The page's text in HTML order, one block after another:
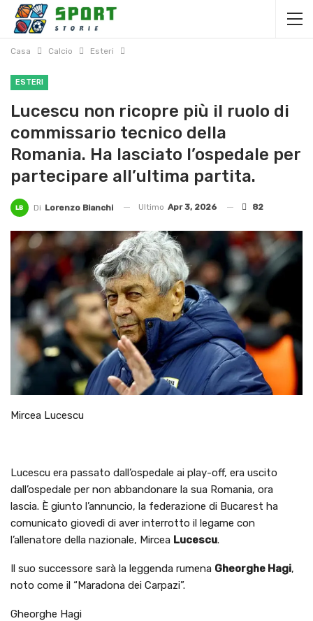
Casa Calcio Esteri
ESTERI
Lucescu non ricopre più il ruolo di
commissario tecnico della
Romania. Ha lasciato l’ospedale per
partecipare all’ultima partita.
Di Lorenzo Bianchi Ultimo Apr 3, 2026 82
Mircea Lucescu
Lucescu era passato dall’ospedale ai play-off, era uscito
dall’ospedale per non abbandonare la sua Romania, ora
lascia. È giunto l’annuncio, la federazione di Bucarest ha
comunicato giovedì di aver interrotto il legame con
l’allenatore della nazionale, Mircea Lucescu.
Il suo successore sarà la leggenda rumena Gheorghe Hagi,
noto come il “Maradona dei Carpazi”.
Gheorghe Hagi